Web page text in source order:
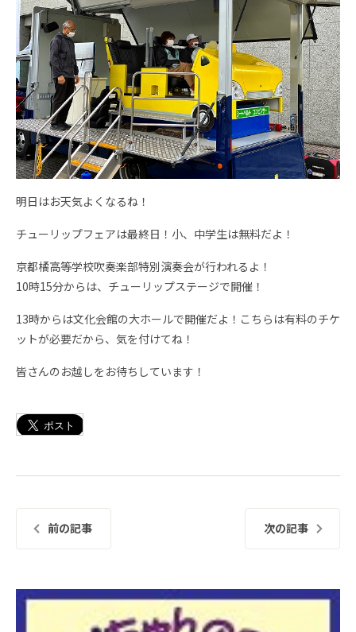
明日はお天気よくなるね！
チューリップフェアは最終日！小、中学生は無料だよ！
京都橘高等学校吹奏楽部特別演奏会が行われるよ！
10時15分からは、チューリップステージで開催！
13時からは文化会館の大ホールで開催だよ！こちらは有料のチケ
ットが必要だから、気を付けてね！
皆さんのお越しをお待ちしています！
前の記事 次の記事